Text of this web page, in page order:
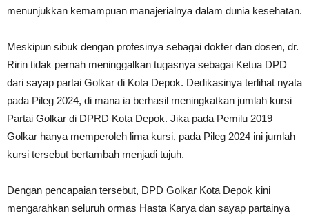
menunjukkan kemampuan manajerialnya dalam dunia kesehatan.
Meskipun sibuk dengan profesinya sebagai dokter dan dosen, dr.
Ririn tidak pernah meninggalkan tugasnya sebagai Ketua DPD
dari sayap partai Golkar di Kota Depok. Dedikasinya terlihat nyata
pada Pileg 2024, di mana ia berhasil meningkatkan jumlah kursi
Partai Golkar di DPRD Kota Depok. Jika pada Pemilu 2019
Golkar hanya memperoleh lima kursi, pada Pileg 2024 ini jumlah
kursi tersebut bertambah menjadi tujuh.
Dengan pencapaian tersebut, DPD Golkar Kota Depok kini
mengarahkan seluruh ormas Hasta Karya dan sayap partainya